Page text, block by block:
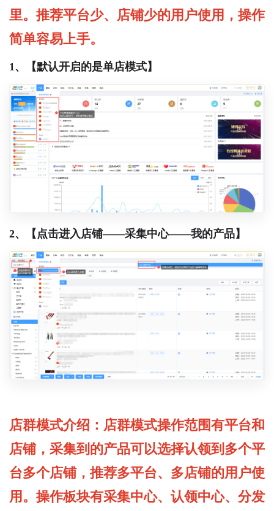
里。推荐平台少、店铺少的用户使用，操作
简单容易上手。
1、【默认开启的是单店模式】
2、【点击进入店铺——采集中心——我的产品】
店群模式介绍：店群模式操作范围有平台和
店铺，采集到的产品可以选择认领到多个平
台多个店铺，推荐多平台、多店铺的用户使
用。操作板块有采集中心、认领中心、分发